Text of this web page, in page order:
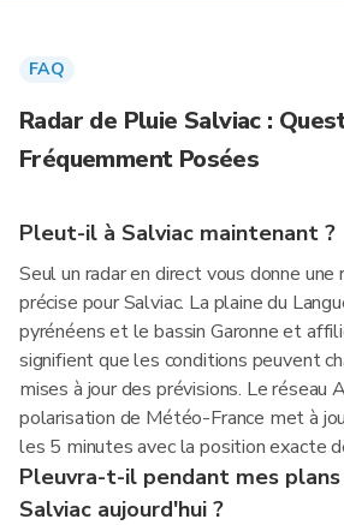
FAQ
Radar de Pluie Salviac :
Fréquemment Posées
Pleut-il à Salviac maintenant ?
Seul un radar en direct vous donne
précise pour Salviac. La plaine du
pyrénéens et le bassin Garonne et
signifient que les conditions peuvent
mises à jour des prévisions. Le réseau
polarisation de Météo-France met à
les 5 minutes avec la position exacte
Pleuvra-t-il pendant mes
Salviac aujourd'hui ?